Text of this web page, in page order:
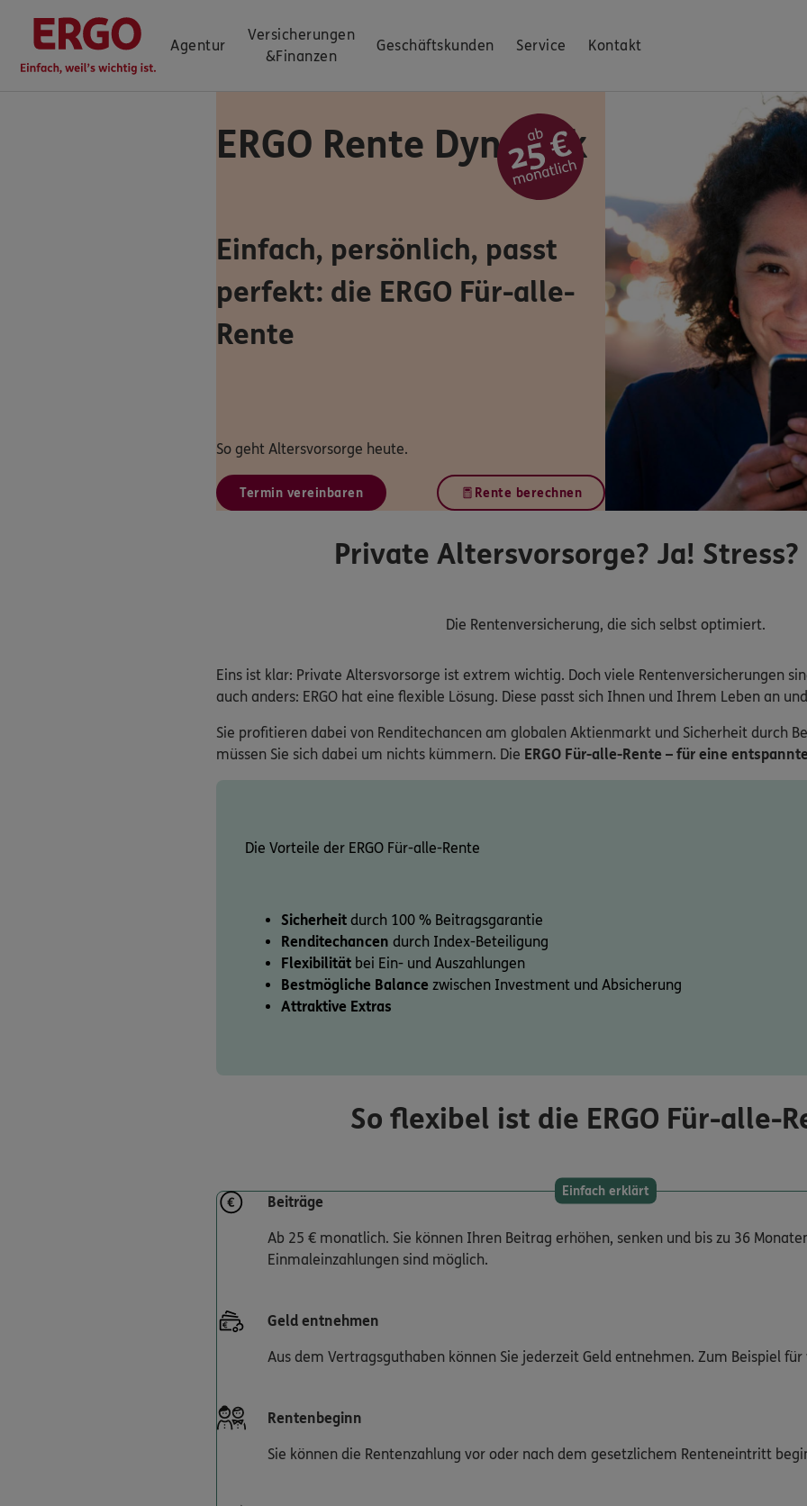
Agentur
Versicherungen
&Finanzen
Geschäftskunden Service Kontakt
ERGO Rente Dynamik
Einfach, persönlich, passt
perfekt: die ERGO Für-alle-
Rente
So geht Altersvorsorge heute.
Termin vereinbaren Rente berechnen
Private Altersvorsorge? Ja! Stress?
Die Rentenversicherung, die sich selbst optimiert.
Eins ist klar: Private Altersvorsorge ist extrem wichtig. Doch viele Rentenversicherungen
auch anders: ERGO hat eine flexible Lösung. Diese passt sich Ihnen und Ihrem Leben an
Sie profitieren dabei von Renditechancen am globalen Aktienmarkt und Sicherheit durch
müssen Sie sich dabei um nichts kümmern. Die ERGO Für-alle-Rente – für eine
Die Vorteile der ERGO Für-alle-Rente
Sicherheit durch 100 % Beitragsgarantie
Renditechancen durch Index-Beteiligung
Flexibilität bei Ein- und Auszahlungen
Bestmögliche Balance zwischen Investment und Absicherung
Attraktive Extras
So flexibel ist die ERGO Für-alle-
Einfach erklärt
Beiträge
Ab 25 € monatlich. Sie können Ihren Beitrag erhöhen, senken und bis zu 36
Einmaleinzahlungen sind möglich.
Geld entnehmen
Aus dem Vertragsguthaben können Sie jederzeit Geld entnehmen. Zum Beispiel
Rentenbeginn
Sie können die Rentenzahlung vor oder nach dem gesetzlichem Renteneintritt